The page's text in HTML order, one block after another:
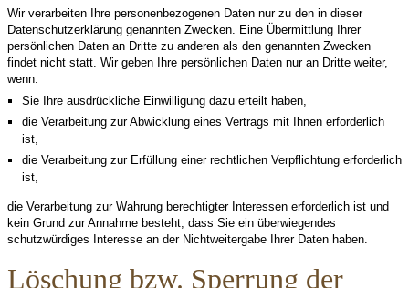
Wir verarbeiten Ihre personenbezogenen Daten nur zu den in dieser
Datenschutzerklärung genannten Zwecken. Eine Übermittlung Ihrer
persönlichen Daten an Dritte zu anderen als den genannten Zwecken
findet nicht statt. Wir geben Ihre persönlichen Daten nur an Dritte weiter,
wenn:
Sie Ihre ausdrückliche Einwilligung dazu erteilt haben,
die Verarbeitung zur Abwicklung eines Vertrags mit Ihnen erforderlich
ist,
die Verarbeitung zur Erfüllung einer rechtlichen Verpflichtung erforderlich
ist,
die Verarbeitung zur Wahrung berechtigter Interessen erforderlich ist und
kein Grund zur Annahme besteht, dass Sie ein überwiegendes
schutzwürdiges Interesse an der Nichtweitergabe Ihrer Daten haben.
Löschung bzw. Sperrung der